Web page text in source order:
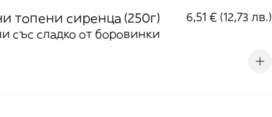
топени сиренца (250г)
6,51 € (12,73 лв.)
със сладко от боровинки